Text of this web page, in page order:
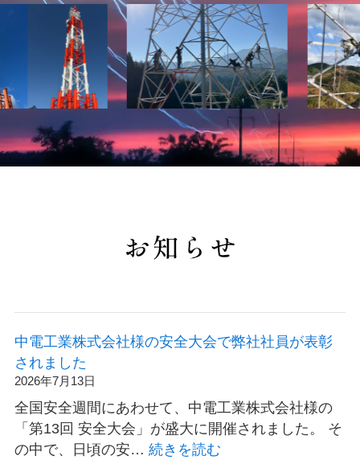
中電工業株式会社様の安全大会で弊社社員が表彰
されました
2026年7月13日
全国安全週間にあわせて、中電工業株式会社様の
「第13回 安全大会」が盛大に開催されました。 そ
の中で、日頃の安… 続きを読む: